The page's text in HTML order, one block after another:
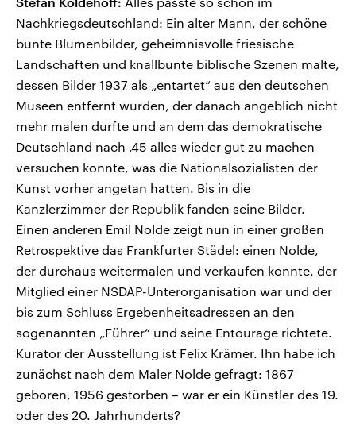
Nachkriegsdeutschland: Ein alter Mann, der schöne
bunte Blumenbilder, geheimnisvolle friesische
Landschaften und knallbunte biblische Szenen malte,
dessen Bilder 1937 als „entartet“ aus den deutschen
Museen entfernt wurden, der danach angeblich nicht
mehr malen durfte und an dem das demokratische
Deutschland nach ‚45 alles wieder gut zu machen
versuchen konnte, was die Nationalsozialisten der
Kunst vorher angetan hatten. Bis in die
Kanzlerzimmer der Republik fanden seine Bilder.
Einen anderen Emil Nolde zeigt nun in einer großen
Retrospektive das Frankfurter Städel: einen Nolde,
der durchaus weitermalen und verkaufen konnte, der
Mitglied einer NSDAP-Unterorganisation war und der
bis zum Schluss Ergebenheitsadressen an den
sogenannten „Führer“ und seine Entourage richtete.
Kurator der Ausstellung ist Felix Krämer. Ihn habe ich
zunächst nach dem Maler Nolde gefragt: 1867
geboren, 1956 gestorben – war er ein Künstler des 19.
oder des 20. Jahrhunderts?